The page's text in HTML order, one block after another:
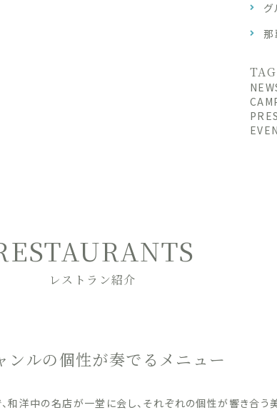
グ
那
TAG
レストラン紹介
ンルの個性が奏でるメニュー
和洋中の名店が一堂に会し、それぞれの個性が響き合う